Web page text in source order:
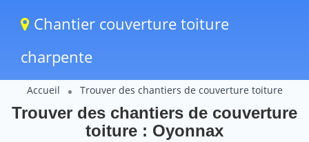
Chantier couverture toiture
charpente
Accueil Trouver des chantiers de couverture toiture
Trouver des chantiers de couverture
toiture : Oyonnax